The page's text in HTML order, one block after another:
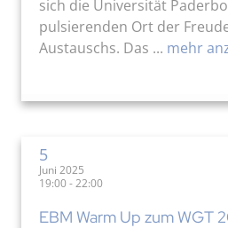
sich die Universität
pulsierenden Ort der
Austauschs. Das ... mehr
5
Juni 2025
19:00 - 22:00
EBM Warm Up zum WGT